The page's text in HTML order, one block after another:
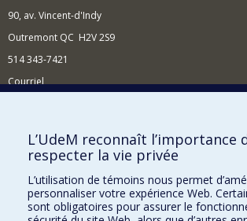
90, av. Vincent-d'Indy
Outremont QC H2V 2S9
514 343-7421
Courriel
Comment soutenir l'École?
BESOIN D'AIDE?
Plan du site
Signaler une erreur
L’UdeM reconnaît l’importance
respecter la vie privée
L’utilisation de témoins nous permet
personnaliser votre expérience Web.
sont obligatoires pour assurer le